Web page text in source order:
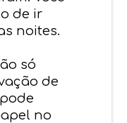
de ir
noites.
só
de
no